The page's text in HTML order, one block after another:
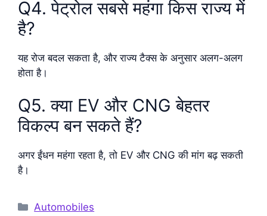
Q4. पेट्रोल सबसे महंगा किस राज्य में
है?
यह रोज बदल सकता है, और राज्य टैक्स के अनुसार अलग-अलग
होता है।
Q5. क्या EV और CNG बेहतर
विकल्प बन सकते हैं?
अगर ईंधन महंगा रहता है, तो EV और CNG की मांग बढ़ सकती
है।
Categories
Automobiles